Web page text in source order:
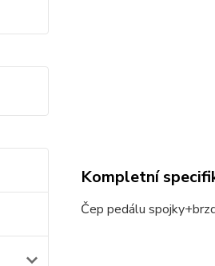
Kompletní
Čep pedálu